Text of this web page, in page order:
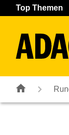
NavigationTop Themen